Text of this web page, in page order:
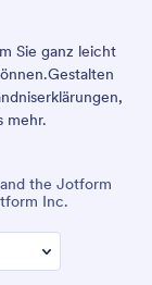
Sie ganz leicht
Gestalten
mehr.
the Jotform
Inc.